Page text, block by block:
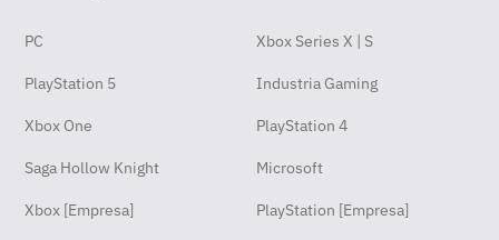
PC Xbox Series X | S
PlayStation 5 Industria Gaming
Xbox One PlayStation 4
Saga Hollow Knight Microsoft
Xbox [Empresa] PlayStation [Empresa]